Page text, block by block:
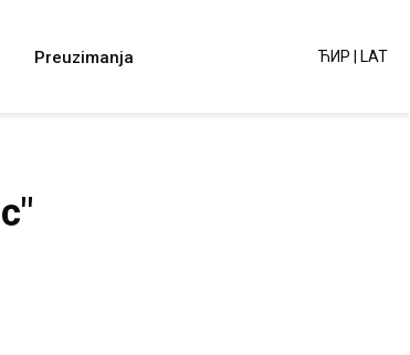
Preuzimanja ЋИР LAT